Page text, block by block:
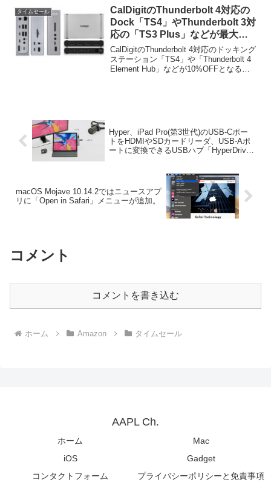
なっています。
タイムセール
CalDigitのThunderbolt 4対応の
Dock「TS4」やThunderbolt 3対
応の「TS3 Plus」などが最大
25%OFFとなるクリスマス＆ニュ
ーイヤーセールが開催中。
CalDigitのThunderbolt 4対応のドッキング
ステーション「TS4」や「Thunderbolt 4
Element Hub」などが10%OFFとなるク
Hyper、iPad Pro(第3世代)のUSB-Cポー
トをHDMIやSDカードリーダ、USB-Aポ
ートに変換できるUSBハブ「HyperDrive
macOS Mojave 10.14.2ではニュースアプ
リに「Open in Safari」メニューが追加。
コメント
コメントを書き込む
ホーム Amazon タイムセール
AAPL Ch.
ホーム
Mac
iOS
Gadget
コンタクトフォーム
プライバシーポリシーと免責事項